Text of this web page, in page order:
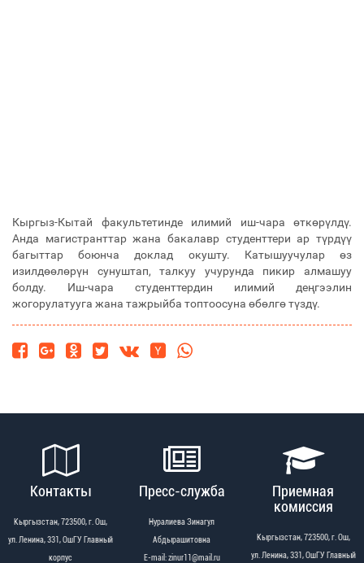
Кыргыз-Кытай факультетинде илимий иш-чара өткөрүлдү.
Анда магистранттар жана бакалавр студенттери ар түрдүү
багыттар боюнча доклад окушту. Катышуучулар өз
изилдөөлөрүн сунуштап, талкуу учурунда пикир алмашуу
болду. Иш-чара студенттердин илимий деңгээлин
жогорулатууга жана тажрыйба топтоосуна өбөлгө түздү.
Контакты
Кыргызстан, 723500, г. Ош,
ул. Ленина, 331, ОшГУ Главный
корпус
Пресс-служба
Нуралиева Зинагул
Абдырашитовна
Е-mail: zinur11@mail.ru
Приемная
комиссия
Кыргызстан, 723500, г. Ош,
ул. Ленина, 331, ОшГУ Главный